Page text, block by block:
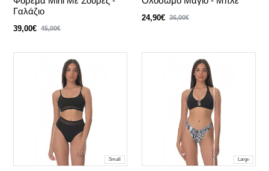
Γαλάζιο
39,00€ 45,00€
24,90€ 36,00€
Small Large